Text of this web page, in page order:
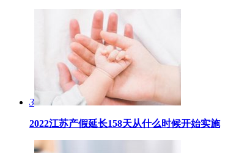
3
2022江苏产假延长158天从什么时候开始实施